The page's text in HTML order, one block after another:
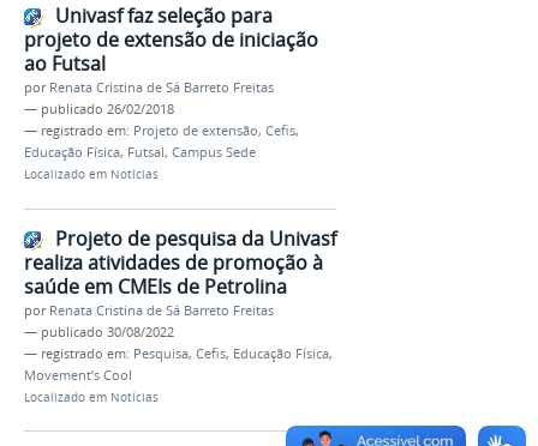
Univasf faz seleção para
projeto de extensão de iniciação
ao Futsal
por Renata Cristina de Sá Barreto Freitas
— publicado 26/02/2018
— registrado em: Projeto de extensão, Cefis,
Educação Física, Futsal, Campus Sede
Localizado em Notícias
Projeto de pesquisa da Univasf
realiza atividades de promoção à
saúde em CMEIs de Petrolina
por Renata Cristina de Sá Barreto Freitas
— publicado 30/08/2022
— registrado em: Pesquisa, Cefis, Educação Física,
Movement’s Cool
Localizado em Notícias